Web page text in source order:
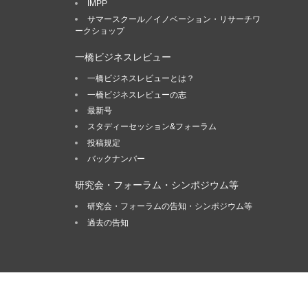
IMPP
サマースクール／イノベーション・リサーチワ
ークショップ
一橋ビジネスレビュー
一橋ビジネスレビューとは？
一橋ビジネスレビューの志
最新号
スタディーセッション&フォーラム
投稿規定
バックナンバー
研究会・フォーラム・シンポジウム等
研究会・フォーラムの告知・シンポジウム等
過去の告知